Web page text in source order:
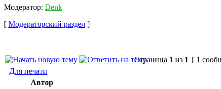
Модератор: Denk
[ Модераторский раздел ]
Страница 1 из 1 [ 1
Для печати
Автор